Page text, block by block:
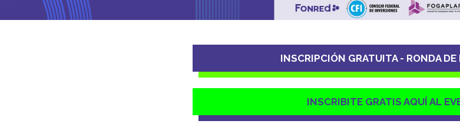
INSCRIPCIÓN GRATUITA - RONDA DE
INSCRIBITE GRATIS AQUÍ AL